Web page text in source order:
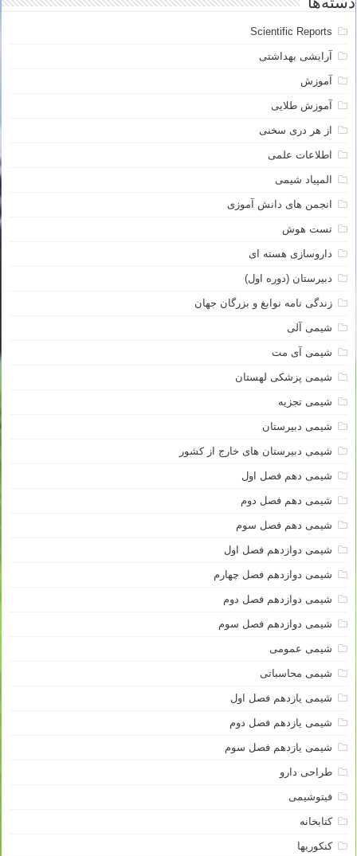
دسته‌ها
Scientific Reports
آرایشی بهداشتی
آموزش
آموزش طلایی
از هر دری سخنی
اطلاعات علمی
المپیاد شیمی
انجمن های دانش آموزی
تست هوش
داروسازی هسته ای
دبیرستان (دوره اول)
زندگی نامه نوابغ و بزرگان جهان
شیمی آلی
شیمی آی مت
شیمی پزشکی لهستان
شیمی تجزیه
شیمی دبیرستان
شیمی دبیرستان های خارج از کشور
شیمی دهم فصل اول
شیمی دهم فصل دوم
شیمی دهم فصل سوم
شیمی دوازدهم فصل اول
شیمی دوازدهم فصل چهارم
شیمی دوازدهم فصل دوم
شیمی دوازدهم فصل سوم
شیمی عمومی
شیمی محاسباتی
شیمی یازدهم فصل اول
شیمی یازدهم فصل دوم
شیمی یازدهم فصل سوم
طراحی دارو
فیتوشیمی
کتابخانه
کنکوریها